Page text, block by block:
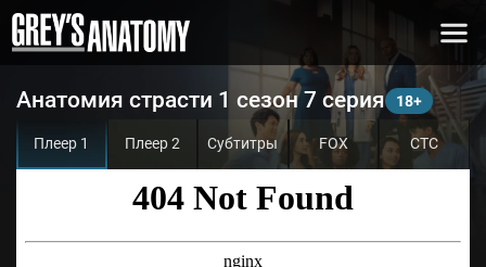
Анатомия страсти 1 сезон 7 серия
Плеер 1 Плеер 2 Субтитры FOX СТС